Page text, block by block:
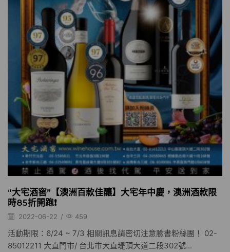
“大宅酒窖”【澳洲百款佳釀】大宅年中慶，澳洲酒款限
時85折開跑❗️
2022-06-22 / 459
活動期限：6/24 ~ 7/3 相關訊息請密切注意臉書粉絲團！ 02-
85012211 大直門市/ 台北市大直堤頂大道二段302號...